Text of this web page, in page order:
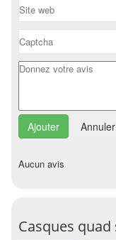
Annuler
Aucun avis
Casques